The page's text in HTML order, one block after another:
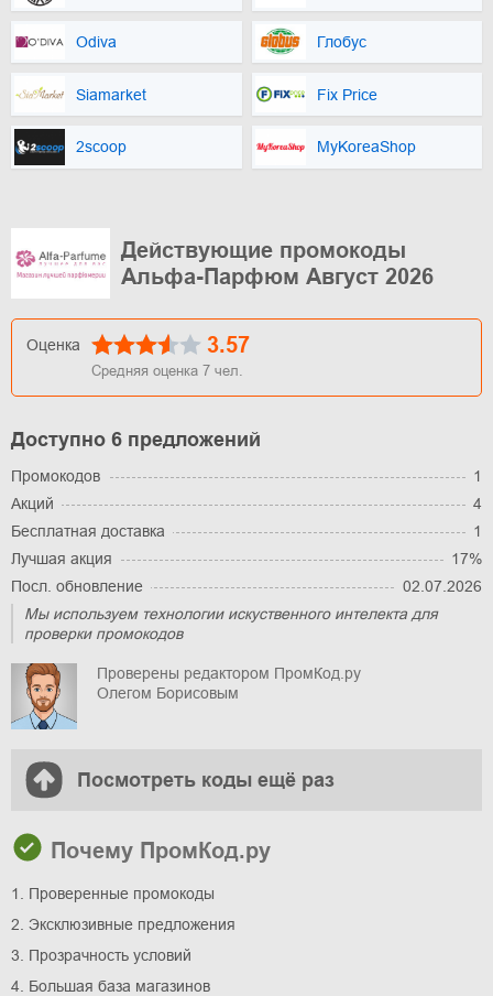
Odiva Глобус
Siamarket Fix Price
2scoop MyKoreaShop
Действующие промокоды
Альфа-Парфюм Август 2026
Оценка 3.57
Средняя оценка 7 чел.
Доступно 6 предложений
Промокодов
1
Акций
4
Бесплатная доставка
1
Лучшая акция
17%
Посл. обновление
02.07.2026
Мы используем технологии искуственного интелекта для
проверки промокодов
Проверены редактором ПромКод.ру
Олегом Борисовым
Посмотреть коды ещё раз
Почему ПромКод.ру
1. Проверенные промокоды
2. Эксклюзивные предложения
3. Прозрачность условий
4. Большая база магазинов